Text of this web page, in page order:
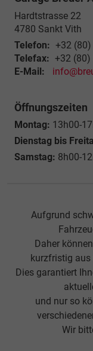
Hardtstrasse 22
4780 Sankt Vith
Telefon: +32
Telefax: +32 (80)
E-Mail:
Öffnungszeiten
Montag: 13h00-
Dienstag bis
Samstag: 8h00-
Aufgrund
Daher
kurzfristig aus
Dies garantiert
und nur so
Wir